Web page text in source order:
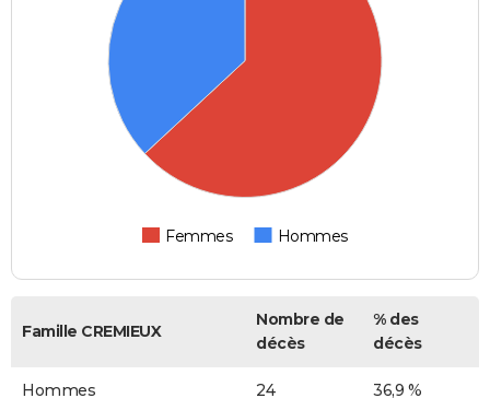
Femmes Hommes
Famille CREMIEUX
Nombre de
décès
% des
décès
Hommes 24 36,9 %